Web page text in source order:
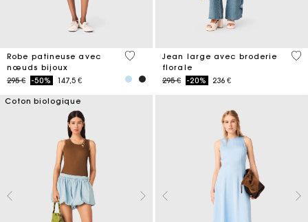
Robe patineuse avec
nœuds bijoux
Price reduced from
295 €to-50% 147,5 €
5 out of 5 Customer Rating
Jean large avec broderie
florale
Price reduced from
295 €to-20% 236 €
3,5
Coton biologique